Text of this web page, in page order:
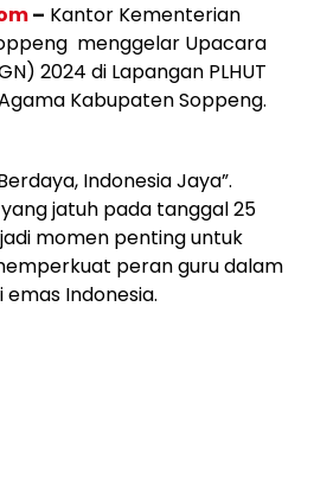
– Kantor Kementerian
menggelar Upacara
2024 di Lapangan PLHUT
Kabupaten Soppeng.
Indonesia Jaya”.
jatuh pada tanggal 25
momen penting untuk
peran guru dalam
Indonesia.